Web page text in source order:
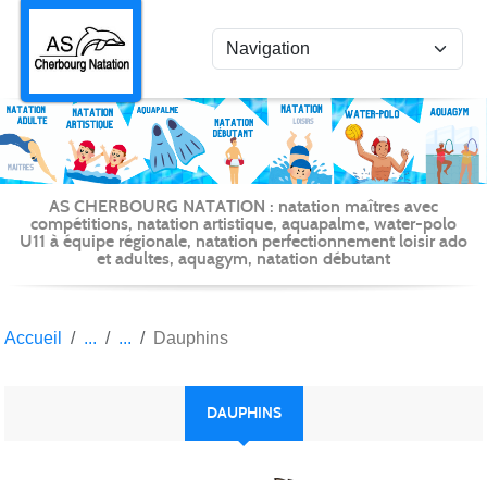
AS CHERBOURG NATATION : natation maîtres avec
compétitions, natation artistique, aquapalme, water-polo
U11 à équipe régionale, natation perfectionnement loisir ado
et adultes, aquagym, natation débutant
Accueil Dauphins
DAUPHINS
Panneau de gestion des cookies